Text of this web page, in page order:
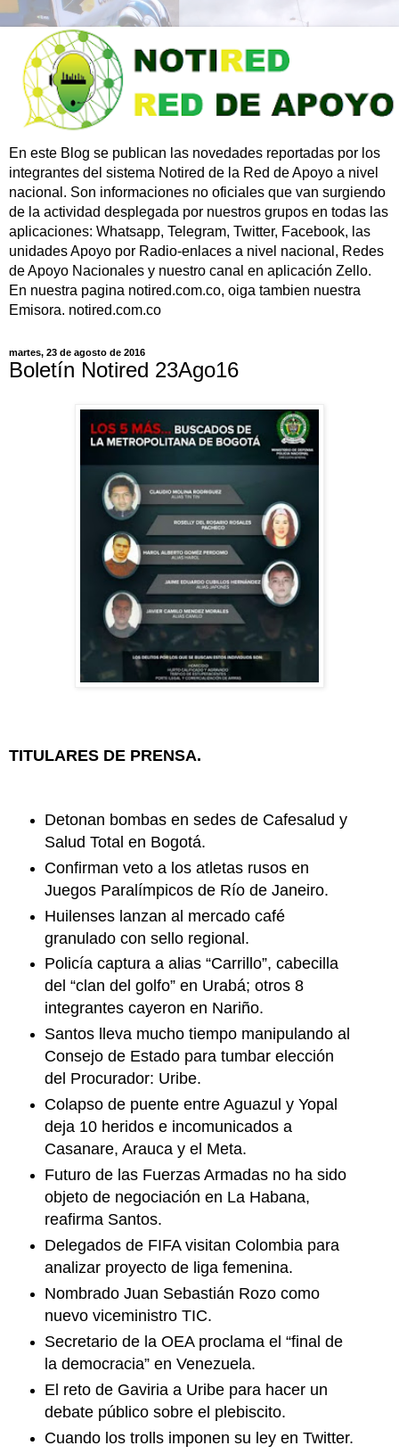
En este Blog se publican las novedades reportadas por los
integrantes del sistema Notired de la Red de Apoyo a nivel
nacional. Son informaciones no oficiales que van surgiendo
de la actividad desplegada por nuestros grupos en todas las
aplicaciones: Whatsapp, Telegram, Twitter, Facebook, las
unidades Apoyo por Radio-enlaces a nivel nacional, Redes
de Apoyo Nacionales y nuestro canal en aplicación Zello.
En nuestra pagina notired.com.co, oiga tambien nuestra
Emisora. notired.com.co
martes, 23 de agosto de 2016
Boletín Notired 23Ago16
TITULARES DE PRENSA.
Detonan bombas en sedes de Cafesalud y
Salud Total en Bogotá.
Confirman veto a los atletas rusos en
Juegos Paralímpicos de Río de Janeiro.
Huilenses lanzan al mercado café
granulado con sello regional.
Policía captura a alias “Carrillo”, cabecilla
del “clan del golfo” en Urabá; otros 8
integrantes cayeron en Nariño.
Santos lleva mucho tiempo manipulando al
Consejo de Estado para tumbar elección
del Procurador: Uribe.
Colapso de puente entre Aguazul y Yopal
deja 10 heridos e incomunicados a
Casanare, Arauca y el Meta.
Futuro de las Fuerzas Armadas no ha sido
objeto de negociación en La Habana,
reafirma Santos.
Delegados de FIFA visitan Colombia para
analizar proyecto de liga femenina.
Nombrado Juan Sebastián Rozo como
nuevo viceministro TIC.
Secretario de la OEA proclama el “final de
la democracia” en Venezuela.
El reto de Gaviria a Uribe para hacer un
debate público sobre el plebiscito.
Cuando los trolls imponen su ley en Twitter.